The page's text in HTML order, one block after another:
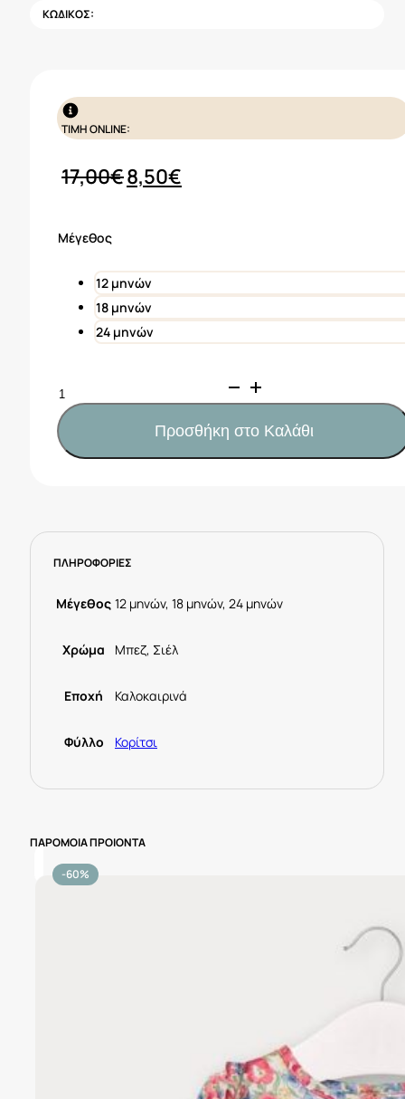
ΚΩΔΙΚΟΣ:
ΤΙΜΗ ONLINE:
17,00€Original
8,50€
Μέγεθος
12 μηνών
18 μηνών
24 μηνών
Mayoral
Μπλούζα
μπαλαρίνες
μωρό
Κωδ.
σιέλ
Προσθήκη στο Καλάθι
ΠΛΗΡΟΦΟΡΙΕΣ
Μέγεθος 12 μηνών, 18 μηνών, 24 μηνών
Χρώμα Μπεζ, Σιέλ
Εποχή Καλοκαιρινά
Φύλλο Κορίτσι
ΠΑΡΟΜΟΙΑ ΠΡΟΙΟΝΤΑ
-60%